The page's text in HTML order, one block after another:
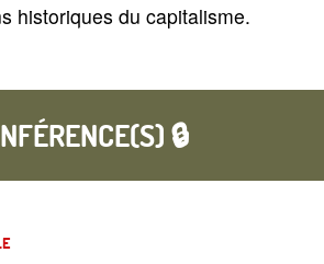
historiques du capitalisme.
🔒